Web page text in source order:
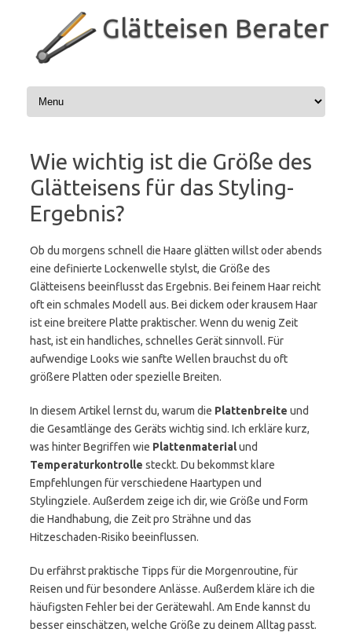
Glätteisen Berater
Wie wichtig ist die Größe des
Glätteisens für das Styling-
Ergebnis?
Ob du morgens schnell die Haare glätten willst oder abends
eine definierte Lockenwelle stylst, die Größe des
Glätteisens beeinflusst das Ergebnis. Bei feinem Haar reicht
oft ein schmales Modell aus. Bei dickem oder krausem Haar
ist eine breitere Platte praktischer. Wenn du wenig Zeit
hast, ist ein handliches, schnelles Gerät sinnvoll. Für
aufwendige Looks wie sanfte Wellen brauchst du oft
größere Platten oder spezielle Breiten.
In diesem Artikel lernst du, warum die Plattenbreite und
die Gesamtlänge des Geräts wichtig sind. Ich erkläre kurz,
was hinter Begriffen wie Plattenmaterialund
Temperaturkontrolle steckt. Du bekommst klare
Empfehlungen für verschiedene Haartypen und
Stylingziele. Außerdem zeige ich dir, wie Größe und Form
die Handhabung, die Zeit pro Strähne und das
Hitzeschaden-Risiko beeinflussen.
Du erfährst praktische Tipps für die Morgenroutine, für
Reisen und für besondere Anlässe. Außerdem kläre ich die
häufigsten Fehler bei der Gerätewahl. Am Ende kannst du
besser einschätzen, welche Größe zu deinem Alltag passt.